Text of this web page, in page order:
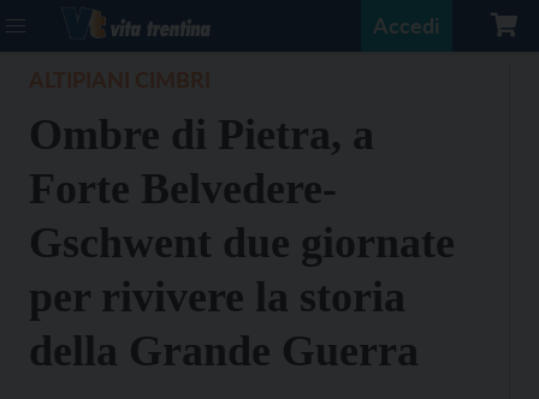
Accedi
Ombre di Pietra, a
Forte Belvedere-
Gschwent due giornate
per rivivere la storia
della Grande Guerra